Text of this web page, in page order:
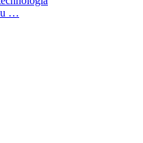
…